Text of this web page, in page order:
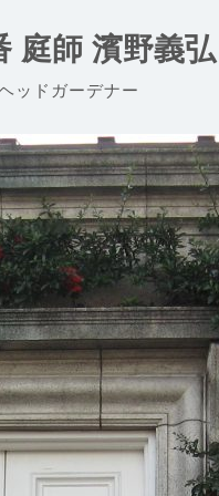
庭師 濱野義弘
ッドガーデナー